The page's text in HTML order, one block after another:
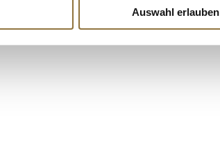
Auswahl erlauben